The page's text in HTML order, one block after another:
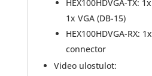
HEX100HDVGA-TX:
1x VGA (DB-15)
HEX100HDVGA-RX:
connector
Video ulostulot: